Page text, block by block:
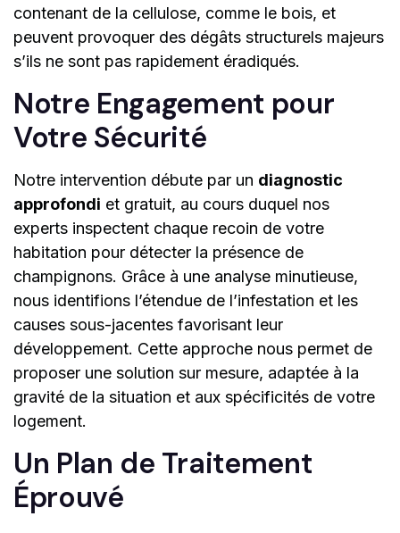
contenant de la cellulose, comme le bois, et
peuvent provoquer des dégâts structurels majeurs
s’ils ne sont pas rapidement éradiqués.
Notre Engagement pour
Votre Sécurité
Notre intervention débute par un diagnostic
approfondi et gratuit, au cours duquel nos
experts inspectent chaque recoin de votre
habitation pour détecter la présence de
champignons. Grâce à une analyse minutieuse,
nous identifions l’étendue de l’infestation et les
causes sous-jacentes favorisant leur
développement. Cette approche nous permet de
proposer une solution sur mesure, adaptée à la
gravité de la situation et aux spécificités de votre
logement.
Un Plan de Traitement
Éprouvé